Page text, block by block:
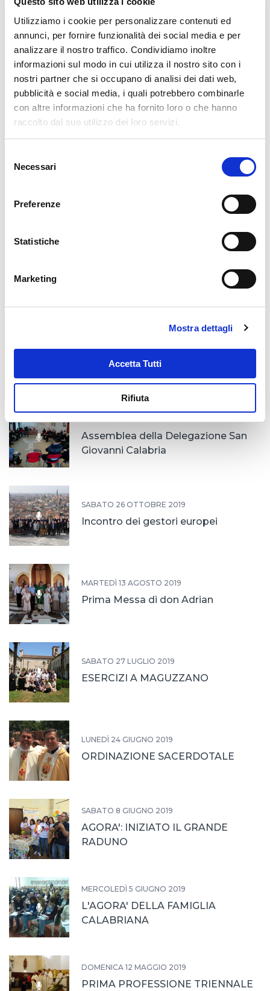
Utilizziamo i cookie per personalizzare contenuti ed
annunci, per fornire funzionalità dei social media e per
analizzare il nostro traffico. Condividiamo inoltre
informazioni sul modo in cui utilizza il nostro sito con i
nostri partner che si occupano di analisi dei dati web,
pubblicità e social media, i quali potrebbero combinarle
con altre informazioni che ha fornito loro o che hanno
raccolto dal suo utilizzo dei loro servizi.
delNecessari
Preferenze
Statistiche
Marketing
Mostra dettagli
Accetta Tutti
Rifiuta
Esercizi spirituali in Europa
PRIMA PROFESSIONE TRIENNALE
IN ITALIA
DOMENICA 18 OTTOBRE 2020
Assemblea della Delegazione San
Giovanni Calabria
SABATO 26 OTTOBRE 2019
Incontro dei gestori europei
MARTEDÌ 13 AGOSTO 2019
Prima Messa di don Adrian
SABATO 27 LUGLIO 2019
ESERCIZI A MAGUZZANO
LUNEDÌ 24 GIUGNO 2019
ORDINAZIONE SACERDOTALE
SABATO 8 GIUGNO 2019
AGORA': INIZIATO IL GRANDE
RADUNO
MERCOLEDÌ 5 GIUGNO 2019
L'AGORA' DELLA FAMIGLIA
CALABRIANA
DOMENICA 12 MAGGIO 2019
PRIMA PROFESSIONE TRIENNALE